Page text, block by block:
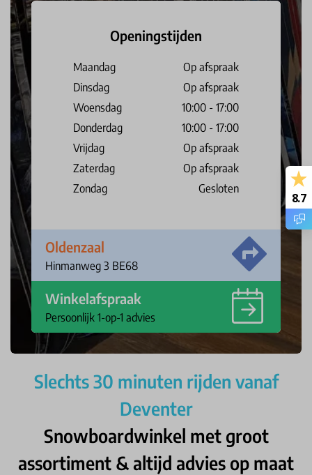
Openingstijden
Maandag
Op afspraak
Dinsdag
Op afspraak
Woensdag
10:00 - 17:00
Donderdag
10:00 - 17:00
Vrijdag
Op afspraak
Zaterdag
Op afspraak
Zondag
Gesloten
Oldenzaal
Hinmanweg 3 BE68
Winkelafspraak
Persoonlijk 1-op-1 advies
Slechts 30 minuten rijden vanaf
Deventer
Snowboardwinkel met groot
assortiment & altijd advies op maat
8.7